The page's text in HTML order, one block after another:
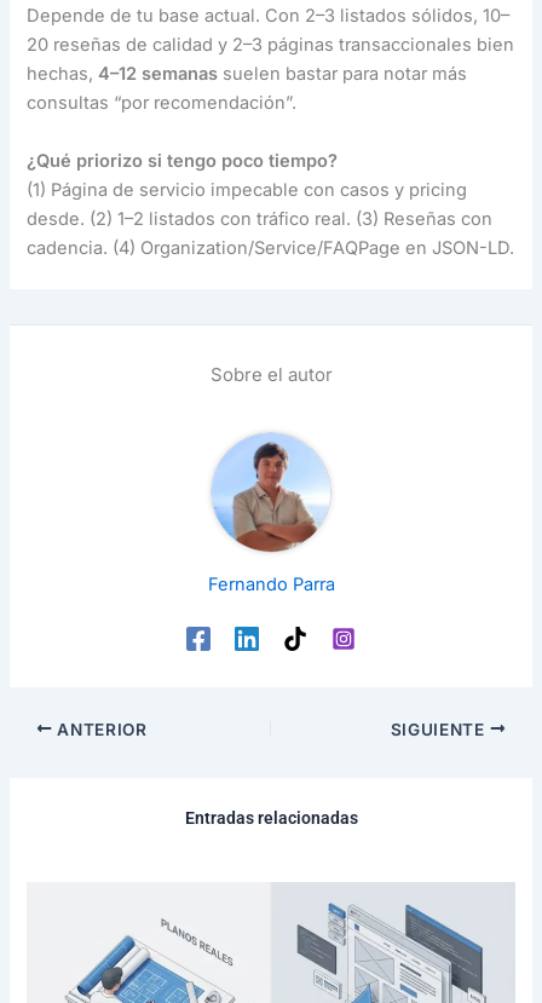
Depende de tu base actual. Con 2–3 listados sólidos, 10–
20 reseñas de calidad y 2–3 páginas transaccionales bien
hechas,4–12 semanas suelen bastar para notar más
consultas “por recomendación”.
¿Qué priorizo si tengo poco tiempo?
(1) Página de servicio impecable con casos y pricing
desde. (2) 1–2 listados con tráfico real. (3) Reseñas con
cadencia. (4) Organization/Service/FAQPage en JSON-LD.
Sobre el autor
Fernando Parra
ANTERIOR SIGUIENTE
Entradas relacionadas